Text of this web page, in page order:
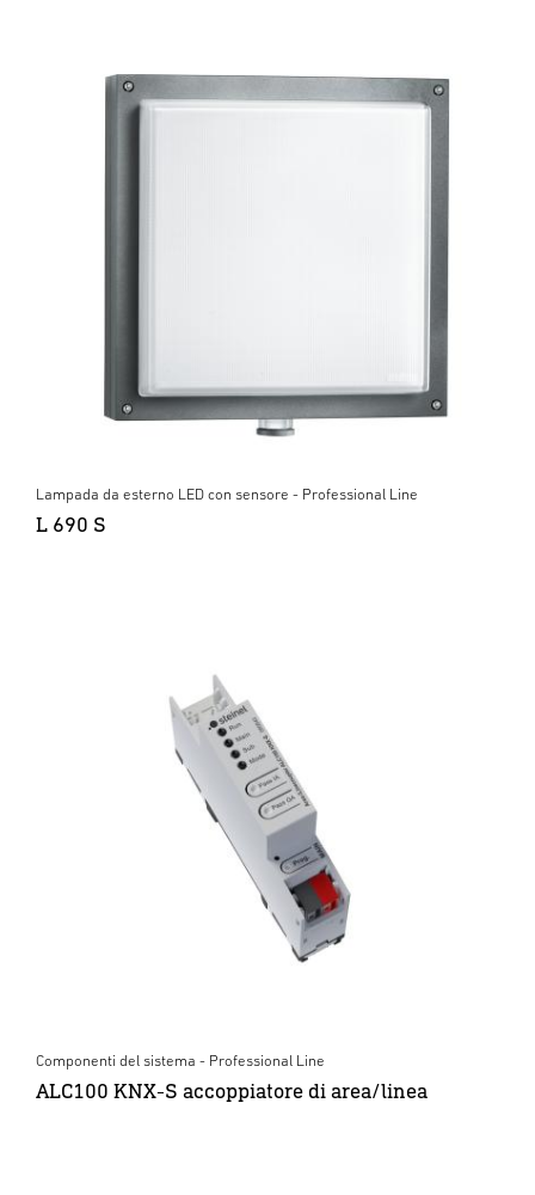
Lampada da esterno LED con sensore - Professional Line
L 690 S
Componenti del sistema - Professional Line
ALC100 KNX-S accoppiatore di area/linea